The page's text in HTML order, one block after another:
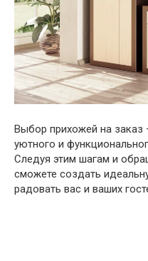
Выбор прихожей на
уютного и
Следуя этим шагам и
сможете создать
радовать вас и ваших